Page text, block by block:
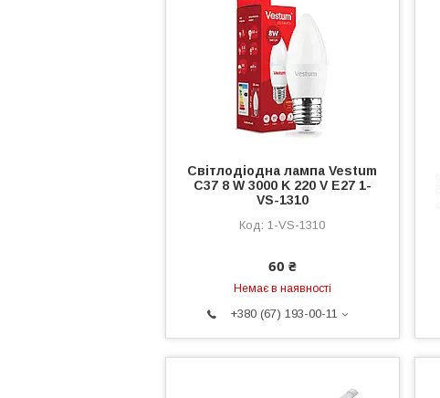
Світлодіодна лампа Vestum
C37 8 W 3000 K 220 V E27 1-
VS-1310
1-VS-1310
60 ₴
Немає в наявності
+380 (67) 193-00-11